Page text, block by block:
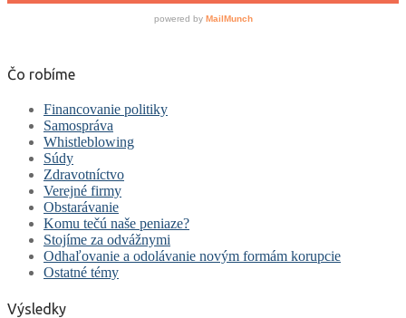
Čo robíme
Financovanie politiky
Samospráva
Whistleblowing
Súdy
Zdravotníctvo
Verejné firmy
Obstarávanie
Komu tečú naše peniaze?
Stojíme za odvážnymi
Odhaľovanie a odolávanie novým formám korupcie
Ostatné témy
Výsledky